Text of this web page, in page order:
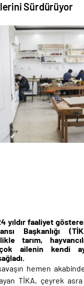
Sürdürüyor
yıldır faaliyet
Başkanlığı
tarım,
ailenin kendi
hemen
TİKA, çeyrek